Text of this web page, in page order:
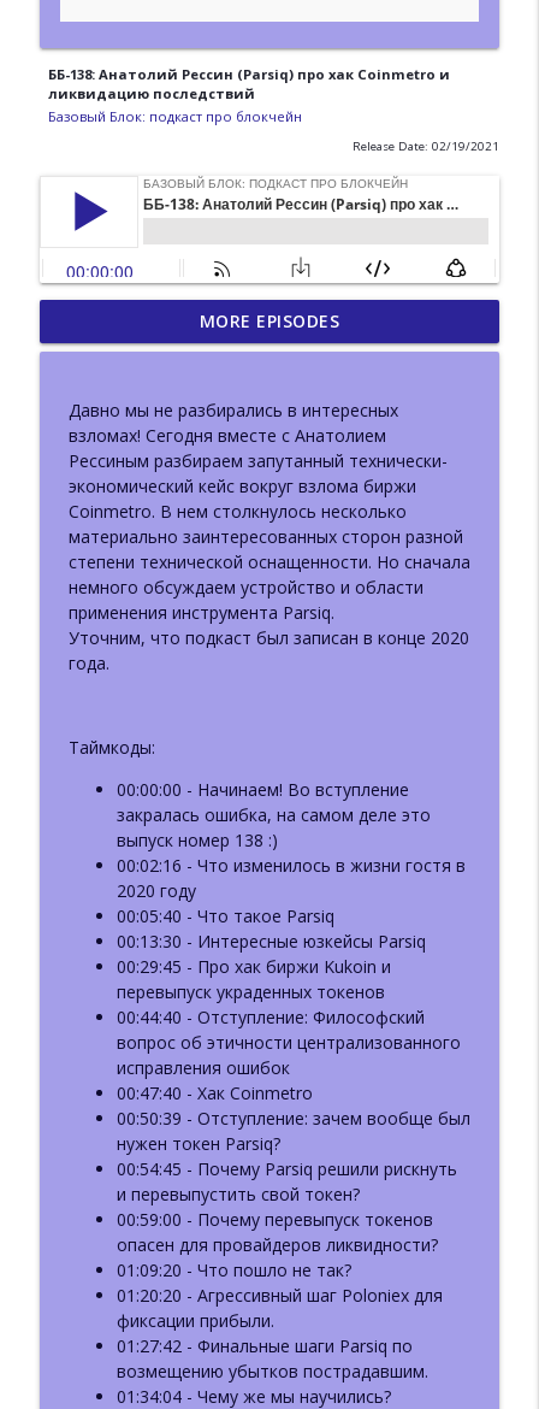
ББ-138: Анатолий Рессин (Parsiq) про хак Coinmetro и
ликвидацию последствий
Базовый Блок: подкаст про блокчейн
Release Date: 02/19/2021
ББ-223: DWeb Camp.
Децентрализованный веб вне
info_outline
ББ-222: Иван Козлов (Resolv) о жизни
после взлома и новом продукте
Базовый Блок: подкаст про блокчейн
ББ-221: Пост-квантовая криптография.
Bitcoin и Ethereum
Базовый Блок: подкаст про блокчейн
info_outline
ББ-220: Пост-квантовая криптография.
ББ-219: Василий Шаповалов: Lido,
Базовый Блок: подкаст про блокчейн
ББ 218: Григорий Осипов:
Крипторасследования и границы
приватности в блокчейне
Базовый Блок: подкаст про блокчейн
ББ-217: Отчёт Messari-2026. Часть 3.
DeAI и DePIN (ft. Евгений Пономарев)
Базовый Блок: подкаст про блокчейн
ББ-216: ИИ-аудиты в Web3
Базовый Блок: подкаст про блокчейн
ББ-215: Отчёт Messari-2026. Часть 2.
MultiChain и DeFi (feat. Лёха cp287)
Базовый Блок: подкаст про блокчейн
ББ-214: Отчёт Messari-2026. Часть 1.
Крипта и TradFi (ft. Павел
Комаровский)
Базовый Блок: подкаст про блокчейн
MORE EPISODES
Давно мы не разбирались в интересных
взломах! Сегодня вместе с Анатолием
Рессиным разбираем запутанный технически-
экономический кейс вокруг взлома биржи
Coinmetro. В нем столкнулось несколько
материально заинтересованных сторон разной
степени технической оснащенности. Но сначала
немного обсуждаем устройство и области
применения инструмента Parsiq.
Уточним, что подкаст был записан в конце 2020
года.
Таймкоды:
00:00:00 - Начинаем! Во вступление
закралась ошибка, на самом деле это
выпуск номер 138 :)
00:02:16 - Что изменилось в жизни гостя в
2020 году
00:05:40 - Что такое Parsiq
00:13:30 - Интересные юзкейсы Parsiq
00:29:45 - Про хак биржи Kukoin и
перевыпуск украденных токенов
00:44:40 - Отступление: Философский
вопрос об этичности централизованного
исправления ошибок
00:47:40 - Хак Coinmetro
00:50:39 - Отступление: зачем вообще был
нужен токен Parsiq?
00:54:45 - Почему Parsiq решили рискнуть
и перевыпустить свой токен?
00:59:00 - Почему перевыпуск токенов
опасен для провайдеров ликвидности?
01:09:20 - Что пошло не так?
01:20:20 - Агрессивный шаг Poloniex для
фиксации прибыли.
01:27:42 - Финальные шаги Parsiq по
возмещению убытков пострадавшим.
01:34:04 - Чему же мы научились?